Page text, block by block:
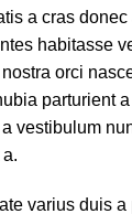
a cras
habitasse
orci
parturient
vestibulum
varius duis a